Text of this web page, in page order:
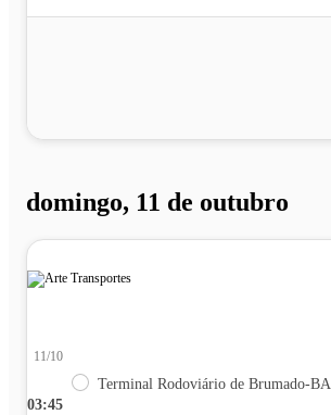
domingo, 11 de outubro
03:45
11/10
Terminal Rodoviário de Brumado-BA